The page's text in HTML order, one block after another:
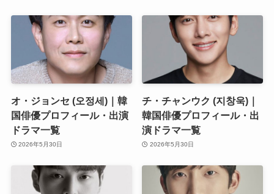
オ・ジョンセ (오정세)｜韓
国俳優プロフィール・出演
ドラマ一覧
2026年5月30日
チ・チャンウク (지창욱)｜
韓国俳優プロフィール・出
演ドラマ一覧
2026年5月30日